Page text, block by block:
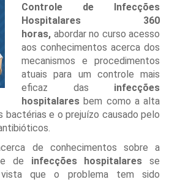
Controle de Infecções
Hospitalares 360
horas, abordar no curso acesso
aos conhecimentos acerca dos
mecanismos e procedimentos
atuais para um controle mais
eficaz das infecções
hospitalares bem como a alta
bactérias e o prejuízo causado pelo
de conhecimentos sobre a
de infecções hospitalares se
que o problema tem sido